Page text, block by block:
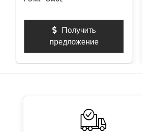
Получить
предложение